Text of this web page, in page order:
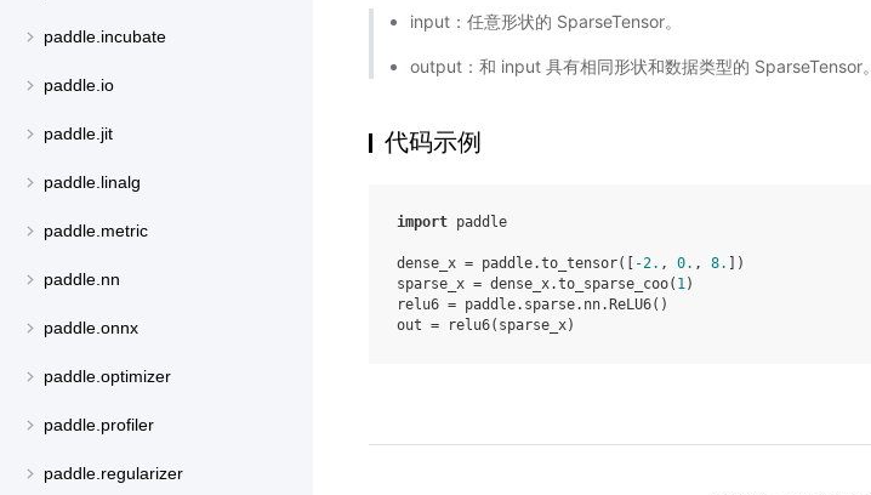
paddle.incubate
paddle.io
paddle.jit
paddle.linalg
paddle.metric
paddle.nn
paddle.onnx
paddle.optimizer
paddle.profiler
paddle.regularizer
input：任意形状的 SparseTensor。
output：和 input 具有相同形状和数据类型的 SparseTensor。
代码示例
import paddle
dense_x = paddle.to_tensor([ -2. , 0. , 8.
])
sparse_x = dense_x.to_sparse_coo( 1)
relu6 = paddle. sparse. nn. ReLU6()
out = relu6( sparse_x)